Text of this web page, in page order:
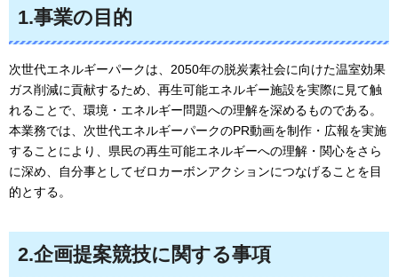
1.事業の目的
次世代エネルギーパークは、2050年の脱炭素社会に向けた温室効果
ガス削減に貢献するため、再生可能エネルギー施設を実際に見て触
れることで、環境・エネルギー問題への理解を深めるものである。
本業務では、次世代エネルギーパークのPR動画を制作・広報を実施
することにより、県民の再生可能エネルギーへの理解・関心をさら
に深め、自分事としてゼロカーボンアクションにつなげることを目
的とする。
2.企画提案競技に関する事項